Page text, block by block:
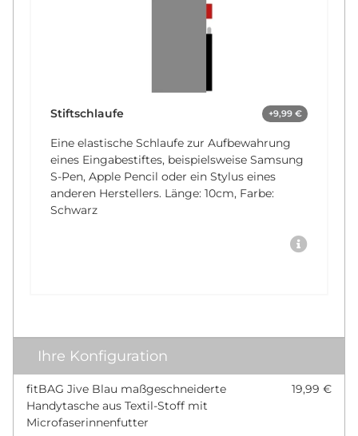
Stiftschlaufe +9,99 €
Eine elastische Schlaufe zur Aufbewahrung
eines Eingabestiftes, beispielsweise Samsung
S-Pen, Apple Pencil oder ein Stylus eines
anderen Herstellers. Länge: 10cm, Farbe:
Schwarz
Ihre Konfiguration
fitBAG Jive Blau maßgeschneiderte
Handytasche aus Textil-Stoff mit
Microfaserinnenfutter
19,99 €